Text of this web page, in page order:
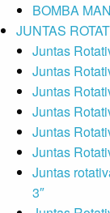
BOMBA
JUNTAS
Juntas
Juntas
Juntas
Juntas
Juntas
Juntas
Juntas
3″